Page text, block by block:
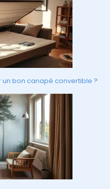
un bon canapé convertible ?